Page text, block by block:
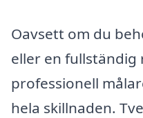
Oavsett om du
eller en fullständig
professionell
hela skillnaden.